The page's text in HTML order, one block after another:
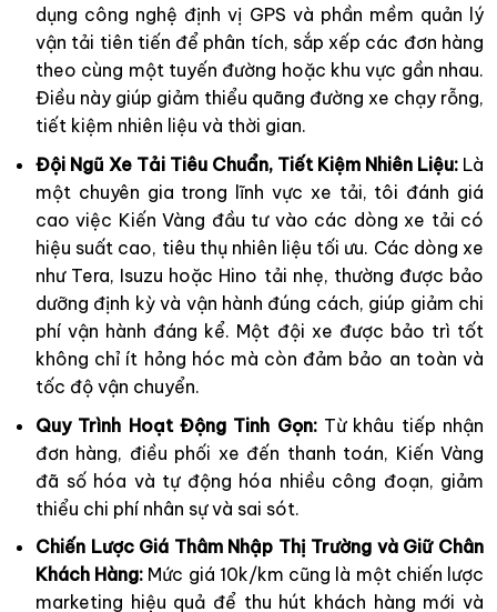
dụng công nghệ định vị GPS và phần mềm quản lý
vận tải tiên tiến để phân tích, sắp xếp các đơn hàng
theo cùng một tuyến đường hoặc khu vực gần nhau.
Điều này giúp giảm thiểu quãng đường xe chạy rỗng,
tiết kiệm nhiên liệu và thời gian.
Đội Ngũ Xe Tải Tiêu Chuẩn, Tiết Kiệm Nhiên Liệu: Là
một chuyên gia trong lĩnh vực xe tải, tôi đánh giá
cao việc Kiến Vàng đầu tư vào các dòng xe tải có
hiệu suất cao, tiêu thụ nhiên liệu tối ưu. Các dòng xe
như Tera, Isuzu hoặc Hino tải nhẹ, thường được bảo
dưỡng định kỳ và vận hành đúng cách, giúp giảm chi
phí vận hành đáng kể. Một đội xe được bảo trì tốt
không chỉ ít hỏng hóc mà còn đảm bảo an toàn và
tốc độ vận chuyển.
Quy Trình Hoạt Động Tinh Gọn:Từ khâu tiếp nhận
đơn hàng, điều phối xe đến thanh toán, Kiến Vàng
đã số hóa và tự động hóa nhiều công đoạn, giảm
thiểu chi phí nhân sự và sai sót.
Chiến Lược Giá Thâm Nhập Thị Trường và Giữ Chân
Khách Hàng: Mức giá 10k/km cũng là một chiến lược
marketing hiệu quả để thu hút khách hàng mới và